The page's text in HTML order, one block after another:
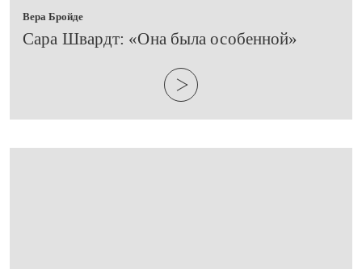
Вера Бройде
​Сара Швардт: «Она была особенной»